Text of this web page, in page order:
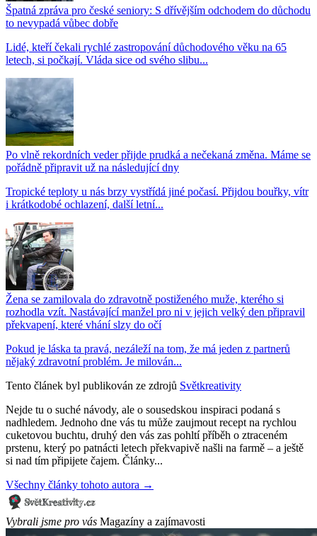
Špatná zpráva pro české seniory: S dřívějším odchodem do důchodu
to nevypadá vůbec dobře
Lidé, kteří čekali rychlé zastropování důchodového věku na 65
letech, si počkají. Vláda sice od svého slibu...
Po vlně rekordních veder přijde prudká a nečekaná změna. Máme se
pořádně připravit už na následující dny
Tropické teploty u nás brzy vystřídá jiné počasí. Přijdou bouřky, vítr
i krátkodobé ochlazení, další letní...
Žena se zamilovala do zdravotně postiženého muže, kterého si
rozhodla vzít. Nastávající manžel pro ni v jejich velký den připravil
překvapení, které vhání slzy do očí
Pokud je láska ta pravá, nezáleží na tom, že má jeden z partnerů
nějaký zdravotní problém. Je milován...
Tento článek byl publikován ze zdrojů Světkreativity
Nejde tu o suché návody, ale o sousedskou inspiraci podaná s
nadhledem. Jednoho dne vás tu může zaujmout recept na rychlou
cuketovou buchtu, druhý den vás zas pohltí příběh o ztraceném
prstenu, který po patnácti letech překvapivě našli na farmě – a ještě
si nad tím připijete čajem. Články...
Všechny články tohoto autora →
Vybrali jsme pro vás Magazíny a zajímavosti